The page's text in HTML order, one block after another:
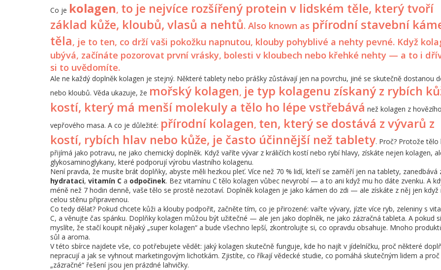
Co je kolagen, to je nejvíce rozšířený protein v lidském těle, který tvoří
základ kůže, kloubů, vlasů a nehtů. Also known as přírodní stavební
těla, je to ten, co drží vaši pokožku napnutou, klouby pohyblivé a nehty pevné. Když
ubývá, začínáte pozorovat první vrásky, bolesti v kloubech nebo křehké nehty — a to i
si to uvědomíte.
Ale ne každý doplněk kolagen je stejný. Některé tablety nebo prášky zůstávají jen na povrchu, jiné se skutečně dostanou
nebo kloubů. Věda ukazuje, že mořský kolagen, je typ kolagenu získaný z rybích
kostí, který má menší molekuly a tělo ho lépe vstřebává než kolagen z
vepřového masa. A co je důležité: přírodní kolagen, ten, který se dostává z vývarů z
kostí, rybích hlav nebo kůže, je často účinnější než tablety. Proč? Protože tělo
přijímá jako potravu, ne jako chemický doplněk. Když vaříte vývar z králičích kostí nebo rybí hlavy, získáte nejen kolagen,
glykosaminoglykany, které podporují výrobu vlastního kolagenu.
Není pravda, že musíte brát doplňky, abyste měli hezkou pleť. Více než 70 % lidí, kteří se zaměří jen na tablety, zanedbává
hydrataci, vitamín C a odpočinek. Bez vitamínu C tělo kolagen vůbec nevyrobí — a to ani když mu ho dáte zvenku. A
méně než 7 hodin denně, vaše tělo se prostě nezotaví. Doplněk kolagen je jako kámen do zdi — ale získáte z něj jen když
celou stěnu připravenou.
Co tedy dělat? Pokud chcete kůži a klouby podpořit, začněte tím, co je přirozené: vařte vývary, jízte více ryb, zeleniny s
C, a věnujte čas spánku. Doplňky kolagen můžou být užitečné — ale jen jako doplněk, ne jako zázračná tableta. A pokud si
myslíte, že stačí koupit nějaký „super kolagen“ a bude všechno lepší, zkontrolujte si, co opravdu obsahuje. Mnoho
sůl a aroma.
V této sbírce najdete vše, co potřebujete vědět: jaký kolagen skutečně funguje, kde ho najít v jídelníčku, proč některé
nepracují a jak se vyhnout marketingovým lichotkám. Zjistíte, co říkají vědecké studie, co pomáhá skutečným lidem a
„zázračné“ řešení jsou jen prázdné lahvičky.